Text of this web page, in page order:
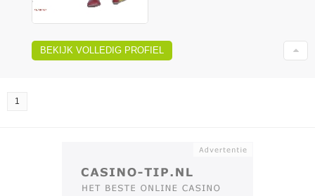
BEKIJK VOLLEDIG PROFIEL
1